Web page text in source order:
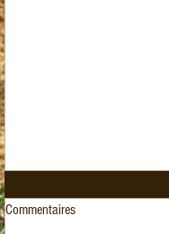
Commentaires